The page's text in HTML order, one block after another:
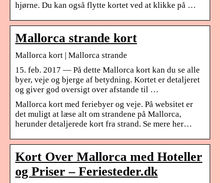
hjørne. Du kan også flytte kortet ved at klikke på …
Mallorca strande kort
Mallorca kort | Mallorca strande
15. feb. 2017 — På dette Mallorca kort kan du se alle
byer, veje og bjerge af betydning. Kortet er detaljeret
og giver god oversigt over afstande til …
Mallorca kort med feriebyer og veje. På websitet er
det muligt at læse alt om strandene på Mallorca,
herunder detaljerede kort fra strand. Se mere her…
Kort Over Mallorca med Hoteller
og Priser – Feriesteder.dk